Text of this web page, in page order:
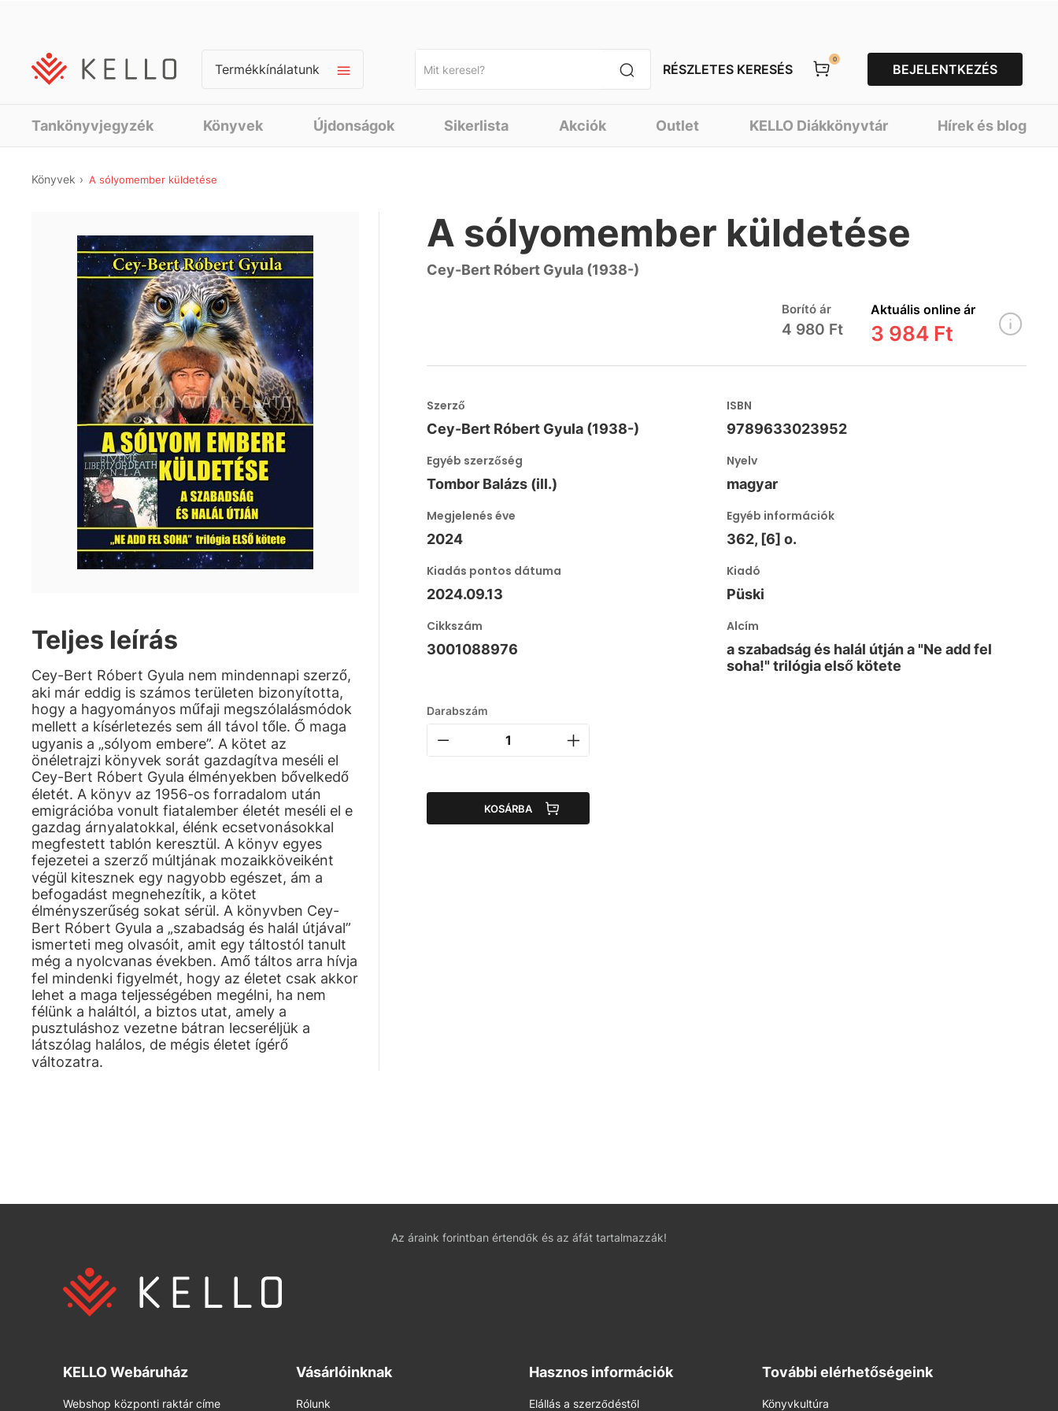
Termékkínálatunk RÉSZLETES KERESÉS
0
BEJELENTKEZÉS
Tankönyvjegyzék Könyvek Újdonságok Sikerlista Akciók Outlet KELLO Diákkönyvtár Hírek és blog
Könyvek A sólyomember küldetése
Teljes leírás
Cey-Bert Róbert Gyula nem mindennapi szerző,
aki már eddig is számos területen bizonyította,
hogy a hagyományos műfaji megszólalásmódok
mellett a kísérletezés sem áll távol tőle. Ő maga
ugyanis a „sólyom embere”. A kötet az
önéletrajzi könyvek sorát gazdagítva meséli el
Cey-Bert Róbert Gyula élményekben bővelkedő
életét. A könyv az 1956-os forradalom után
emigrációba vonult fiatalember életét meséli el e
gazdag árnyalatokkal, élénk ecsetvonásokkal
megfestett tablón keresztül. A könyv egyes
fejezetei a szerző múltjának mozaikköveiként
végül kitesznek egy nagyobb egészet, ám a
befogadást megnehezítik, a kötet
élményszerűség sokat sérül. A könyvben Cey-
Bert Róbert Gyula a „szabadság és halál útjával”
ismerteti meg olvasóit, amit egy táltostól tanult
még a nyolcvanas években. Amő táltos arra hívja
fel mindenki figyelmét, hogy az életet csak akkor
lehet a maga teljességében megélni, ha nem
félünk a haláltól, a biztos utat, amely a
pusztuláshoz vezetne bátran lecseréljük a
látszólag halálos, de mégis életet ígérő
változatra.
A sólyomember küldetése
Cey-Bert Róbert Gyula (1938-)
Borító ár
4 980 Ft
Aktuális online ár
3 984 Ft
Szerző
Cey-Bert Róbert Gyula (1938-)
ISBN
9789633023952
Egyéb szerzőség
Tombor Balázs (ill.)
Nyelv
magyar
Megjelenés éve
2024
Egyéb információk
362, [6] o.
Kiadás pontos dátuma
2024.09.13
Kiadó
Püski
Cikkszám
3001088976
Alcím
a szabadság és halál útján a "Ne add fel
soha!" trilógia első kötete
Darabszám
KOSÁRBA
Az áraink forintban értendők és az áfát tartalmazzák!
KELLO Webáruház
Webshop központi raktár címe
Vásárlóinknak
Rólunk
Hasznos információk
Elállás a szerződéstől
További elérhetőségeink
Könyvkultúra